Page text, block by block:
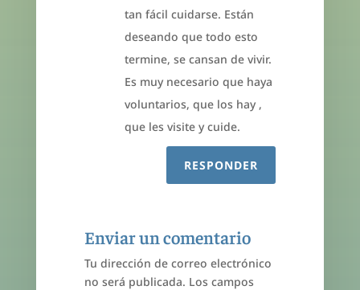
tan fácil cuidarse. Están
deseando que todo esto
termine, se cansan de vivir.
Es muy necesario que haya
voluntarios, que los hay ,
que les visite y cuide.
RESPONDER
Enviar un comentario
Tu dirección de correo electrónico
no será publicada. Los campos